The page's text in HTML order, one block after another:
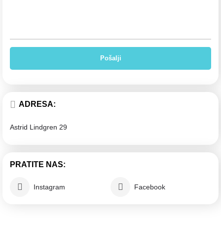
ADRESA:
Astrid Lindgren 29
PRATITE NAS:
Instagram Facebook